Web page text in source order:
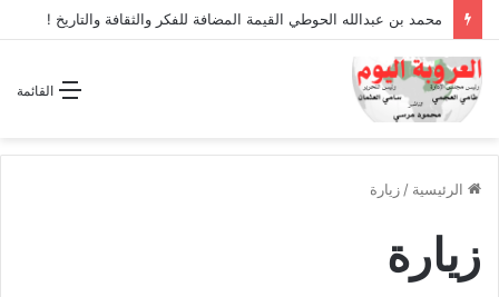
محمد بن عبدالله الحوطي القيمة المضافة للفكر والثقافة والتاريخ !
القائمة
الرئيسية / زيارة
زيارة